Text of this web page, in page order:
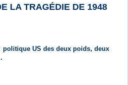
LA TRAGÉDIE DE 1948
US des deux poids, deux